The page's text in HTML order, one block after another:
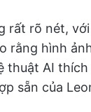
rất rõ nét,
rằng hình
thuật AI
sẵn của